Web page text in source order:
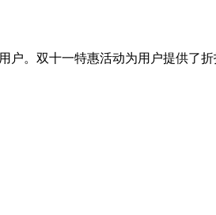
户。双十一特惠活动为用户提供了